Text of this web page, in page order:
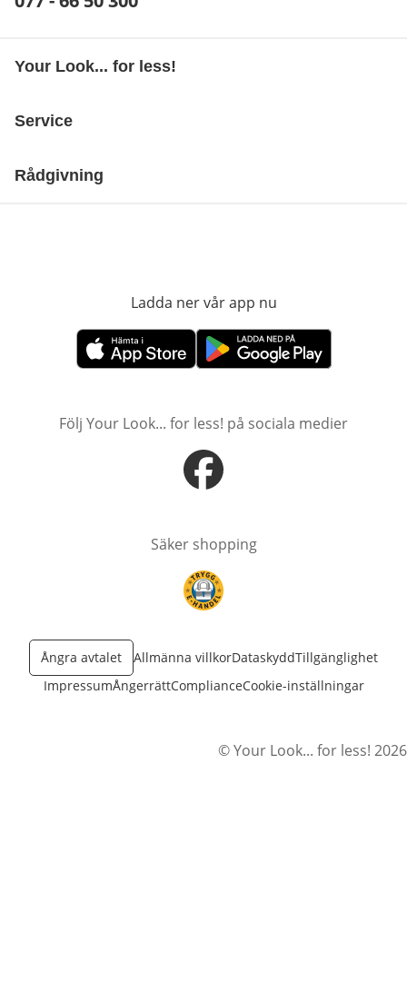
Your Look... for less!
Service
Rådgivning
Ladda ner vår app nu
öppnas i nytt fönsteröppnas i nytt fönster
Följ Your Look... for less! på sociala medier
öppnas i nytt fönster
Säker shopping
öppnas i nytt fönster
Ångra avtalet Allmänna villkorDataskyddTillgänglighet
ImpressumÅngerrättComplianceCookie-inställningar
© Your Look... for less! 2026